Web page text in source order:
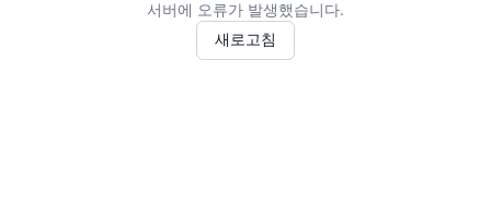
서버에 오류가 발생했습니다.
새로고침